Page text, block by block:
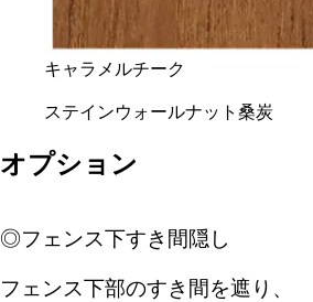
キャラメルチーク
ステインウォールナット 桑炭
オプション
◎フェンス下すき間隠し
フェンス下部のすき間を遮り、